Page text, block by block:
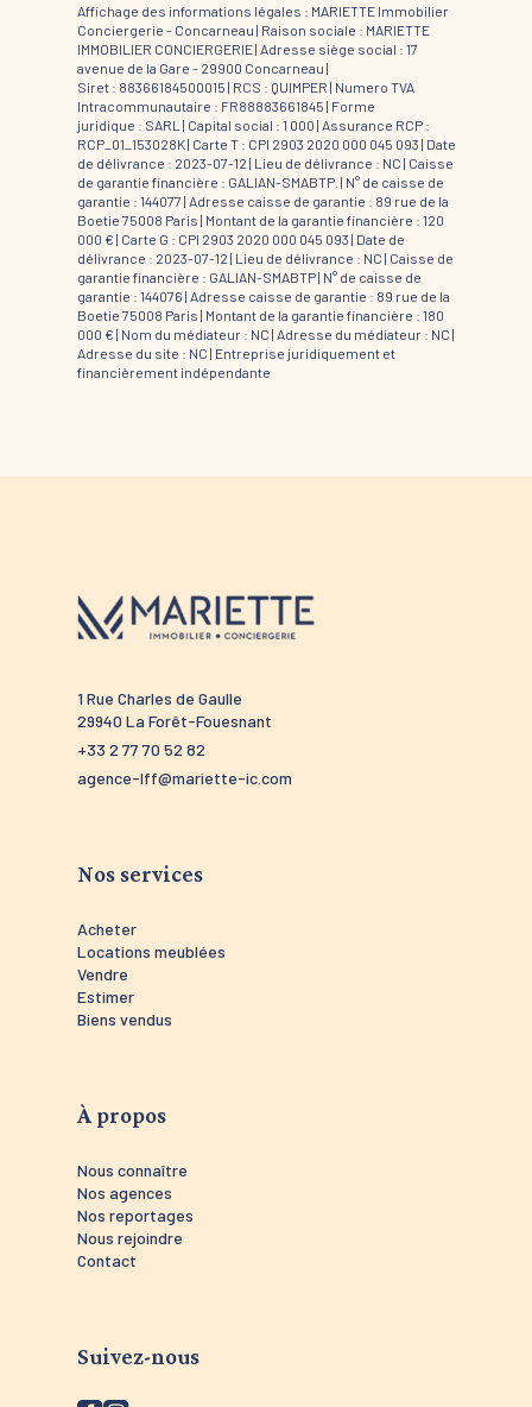
Affichage des informations légales : MARIETTE Immobilier
Conciergerie - Concarneau | Raison sociale : MARIETTE
IMMOBILIER CONCIERGERIE | Adresse siège social : 17
avenue de la Gare - 29900 Concarneau |
Siret : 88366184500015 | RCS : QUIMPER | Numero TVA
Intracommunautaire : FR88883661845 | Forme
juridique : SARL | Capital social : 1 000 | Assurance RCP :
RCP_01_153028K | Carte T : CPI 2903 2020 000 045 093 | Date
de délivrance : 2023-07-12 | Lieu de délivrance : NC | Caisse
de garantie financière : GALIAN-SMABTP. | N° de caisse de
garantie : 144077 | Adresse caisse de garantie : 89 rue de la
Boetie 75008 Paris | Montant de la garantie financière : 120
000 € | Carte G : CPI 2903 2020 000 045 093 | Date de
délivrance : 2023-07-12 | Lieu de délivrance : NC | Caisse de
garantie financière : GALIAN-SMABTP | N° de caisse de
garantie : 144076 | Adresse caisse de garantie : 89 rue de la
Boetie 75008 Paris | Montant de la garantie financière : 180
000 € | Nom du médiateur : NC | Adresse du médiateur : NC |
Adresse du site : NC | Entreprise juridiquement et
financièrement indépendante
1 Rue Charles de Gaulle
29940 La Forêt-Fouesnant
+33 2 77 70 52 82
agence-lff@mariette-ic.com
Nos services
Acheter
Locations meublées
Vendre
Estimer
Biens vendus
À propos
Nous connaître
Nos agences
Nos reportages
Nous rejoindre
Contact
Suivez-nous